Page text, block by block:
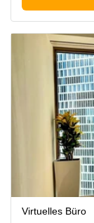
Virtuelles Büro